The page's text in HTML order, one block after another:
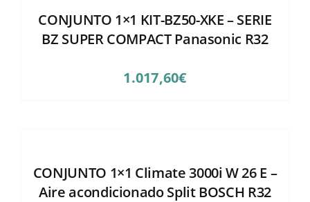
CONJUNTO 1×1 KIT-BZ50-XKE – SERIE
BZ SUPER COMPACT Panasonic R32
1.017,60€
CONJUNTO 1×1 Climate 3000i W 26 E –
Aire acondicionado Split BOSCH R32